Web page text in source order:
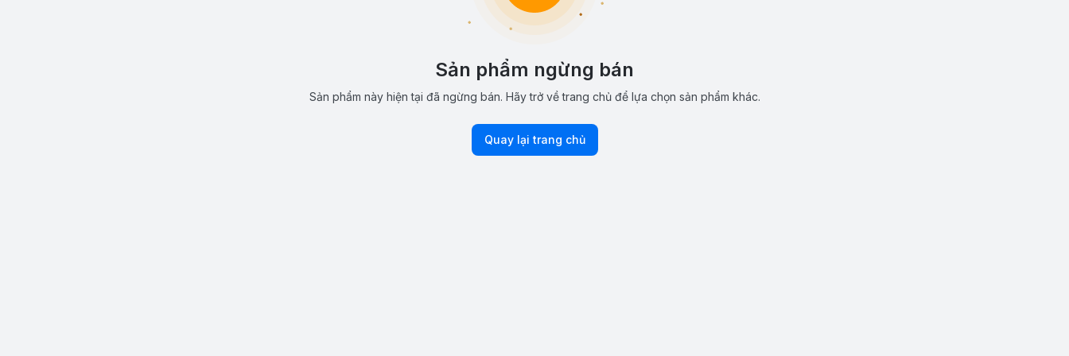
Sản phẩm ngừng bán
Sản phẩm này hiện tại đã ngừng bán. Hãy trở về trang chủ để lựa chọn sản phẩm khác.
Quay lại trang chủ